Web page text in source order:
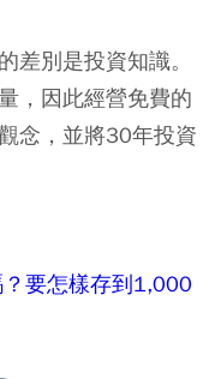
差別是投資知識。
，因此經營免費的
念，並將30年投資
要怎樣存到1,000